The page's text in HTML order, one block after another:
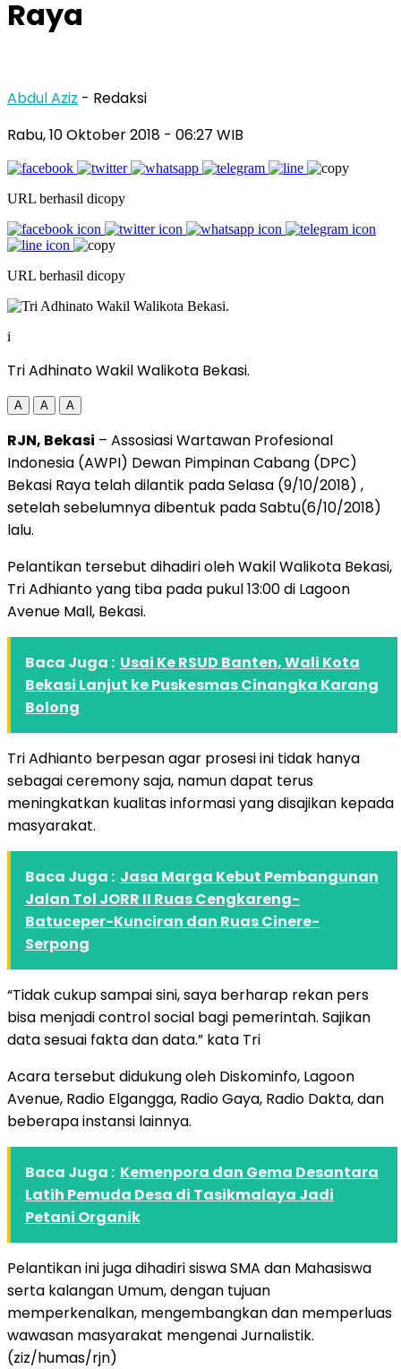
Raya
Abdul Aziz - Redaksi
Rabu, 10 Oktober 2018 - 06:27 WIB
URL berhasil dicopy
URL berhasil dicopy
i
Tri Adhinato Wakil Walikota Bekasi.
A A A
RJN, Bekasi – Assosiasi Wartawan Profesional
Indonesia (AWPI) Dewan Pimpinan Cabang (DPC)
Bekasi Raya telah dilantik pada Selasa (9/10/2018) ,
setelah sebelumnya dibentuk pada Sabtu(6/10/2018)
lalu.
Pelantikan tersebut dihadiri oleh Wakil Walikota Bekasi,
Tri Adhianto yang tiba pada pukul 13:00 di Lagoon
Avenue Mall, Bekasi.
Baca Juga : Usai Ke RSUD Banten, Wali Kota
Bekasi Lanjut ke Puskesmas Cinangka Karang
Bolong
Tri Adhianto berpesan agar prosesi ini tidak hanya
sebagai ceremony saja, namun dapat terus
meningkatkan kualitas informasi yang disajikan kepada
masyarakat.
Baca Juga : Jasa Marga Kebut Pembangunan
Jalan Tol JORR II Ruas Cengkareng-
Batuceper-Kunciran dan Ruas Cinere-
Serpong
“Tidak cukup sampai sini, saya berharap rekan pers
bisa menjadi control social bagi pemerintah. Sajikan
data sesuai fakta dan data.” kata Tri
Acara tersebut didukung oleh Diskominfo, Lagoon
Avenue, Radio Elgangga, Radio Gaya, Radio Dakta, dan
beberapa instansi lainnya.
Baca Juga : Kemenpora dan Gema Desantara
Latih Pemuda Desa di Tasikmalaya Jadi
Petani Organik
Pelantikan ini juga dihadiri siswa SMA dan Mahasiswa
serta kalangan Umum, dengan tujuan
memperkenalkan, mengembangkan dan memperluas
wawasan masyarakat mengenai Jurnalistik.
(ziz/humas/rjn)